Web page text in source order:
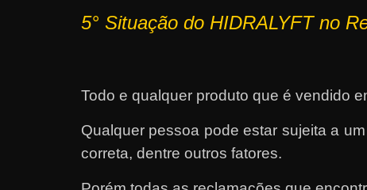
5° Situação do HIDRALYFT no
Todo e qualquer produto que é vendido
Qualquer pessoa pode estar sujeita a
correta, dentre outros fatores.